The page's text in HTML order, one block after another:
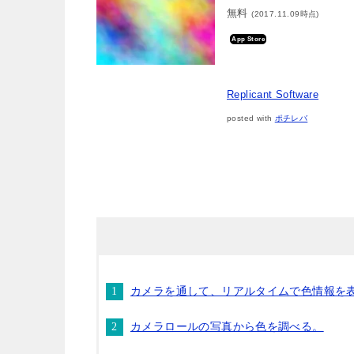
無料 (2017.11.09時点)
App Store
Replicant Software
posted with ポチレバ
カメラを通して、リアルタイムで色情報を
カメラロールの写真から色を調べる。